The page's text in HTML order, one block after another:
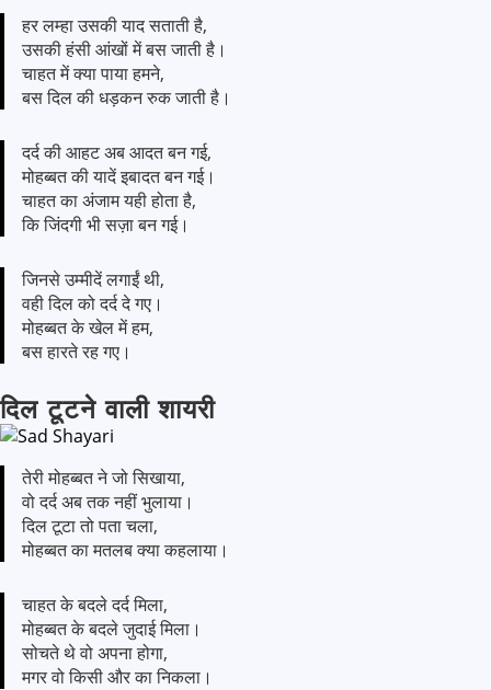
हर लम्हा उसकी याद सताती है,
उसकी हंसी आंखों में बस जाती है।
चाहत में क्या पाया हमने,
बस दिल की धड़कन रुक जाती है।
दर्द की आहट अब आदत बन गई,
मोहब्बत की यादें इबादत बन गई।
चाहत का अंजाम यही होता है,
कि जिंदगी भी सज़ा बन गई।
जिनसे उम्मीदें लगाईं थी,
वही दिल को दर्द दे गए।
मोहब्बत के खेल में हम,
बस हारते रह गए।
दिल टूटने वाली शायरी
तेरी मोहब्बत ने जो सिखाया,
वो दर्द अब तक नहीं भुलाया।
दिल टूटा तो पता चला,
मोहब्बत का मतलब क्या कहलाया।
चाहत के बदले दर्द मिला,
मोहब्बत के बदले जुदाई मिला।
सोचते थे वो अपना होगा,
मगर वो किसी और का निकला।